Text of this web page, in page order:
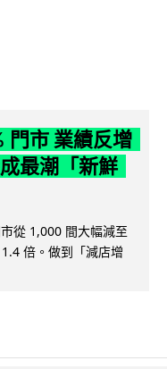
門市 業績反增
最潮「新鮮
從 1,000 間大幅減至
倍。做到「減店增